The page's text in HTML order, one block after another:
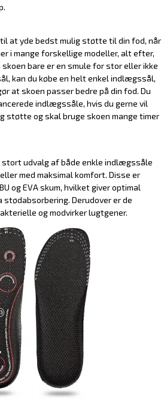
at yde bedst mulig støtte til din fod, når
i mange forskellige modeller, alt efter,
skoen bare er en smule for stor eller ikke
kan du købe en helt enkel indlægssål,
at skoen passer bedre på din fod. Du
indlægssåle, hvis du gerne vil
støtte og skal bruge skoen mange timer
stort udvalg af både enkle indlægssåle
med maksimal komfort. Disse er
og EVA skum, hvilket giver optimal
Derudover er de
og modvirker lugtgener.